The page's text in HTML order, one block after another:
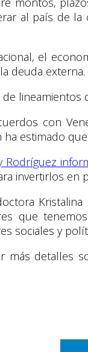
al país de
el
deuda externa.
con
ha estimado
Rodríguez
invertirlos
que
sociales y
más detalles